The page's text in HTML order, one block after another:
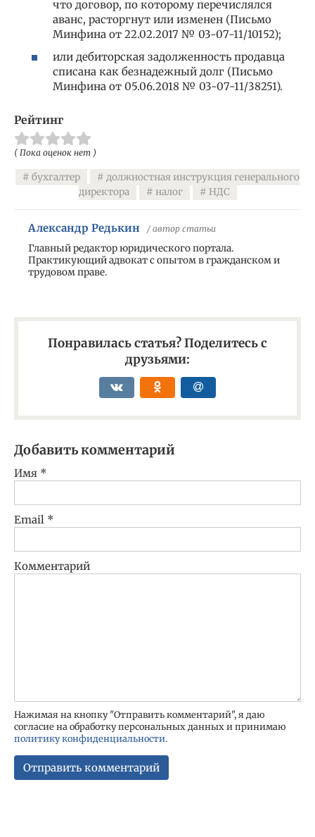
что договор, по которому перечислялся
аванс, расторгнут или изменен (Письмо
Минфина от 22.02.2017 № 03-07-11/10152);
или дебиторская задолженность продавца
списана как безнадежный долг (Письмо
Минфина от 05.06.2018 № 03-07-11/38251).
Рейтинг
( Пока оценок нет )
бухгалтер
должностная инструкция генерального
директора
налог НДС
Александр Редькин / автор статьи
Главный редактор юридического портала.
Практикующий адвокат с опытом в гражданском и
трудовом праве.
Понравилась статья? Поделитесь с
друзьями:
Добавить комментарий
Имя *
Email *
Комментарий
Нажимая на кнопку "Отправить комментарий", я даю
согласие на обработку персональных данных и принимаю
политику конфиденциальности.